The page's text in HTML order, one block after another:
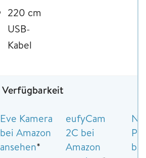
220 cm
USB-
Kabel
Verfügbarkeit
Eve Kamera
bei Amazon
ansehen*
eufyCam
2C bei
Amazon